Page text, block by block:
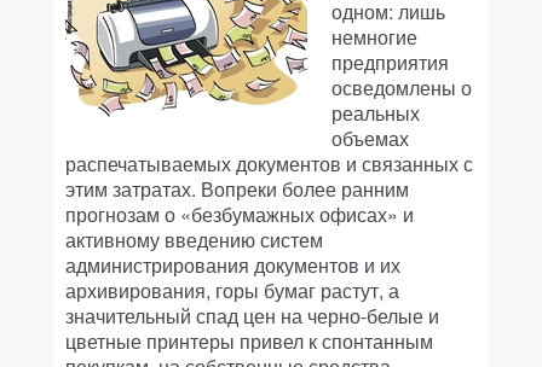
одном: лишь
немногие
предприятия
осведомлены о
реальных
объемах
распечатываемых документов и связанных с
этим затратах. Вопреки более ранним
прогнозам о «безбумажных офисах» и
активному введению систем
администрирования документов и их
архивирования, горы бумаг растут, а
значительный спад цен на черно-белые и
цветные принтеры привел к спонтанным